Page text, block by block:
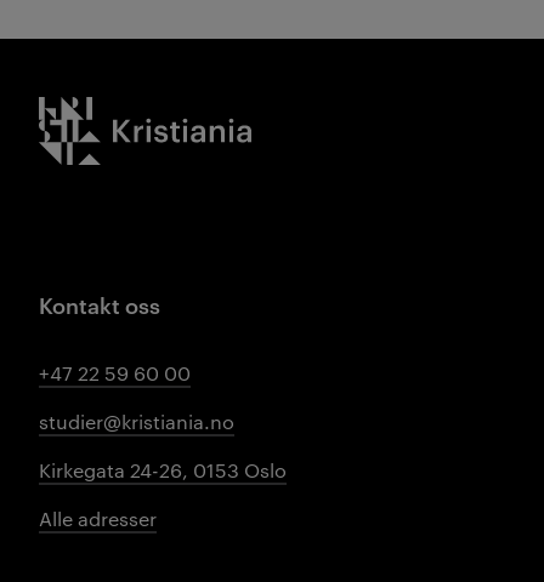
Kristiania logo
Kontakt oss
+47 22 59 60 00
studier@kristiania.no
Kirkegata 24-26, 0153 Oslo
Alle adresser